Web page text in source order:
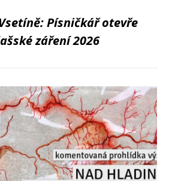
Písničkář otevře
záření 2026